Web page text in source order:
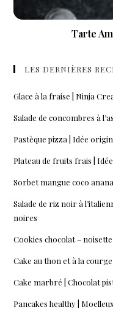
Tarte
LES DERNIÈRES
Glace à la fraise | Ninja
Salade de concombres à
Pastèque pizza | Idée
Plateau de fruits frais |
Sorbet mangue coco
Salade de riz noir à
noires
Cookies chocolat –
Cake au thon et à la
Cake marbré | Chocolat
Pancakes healthy |